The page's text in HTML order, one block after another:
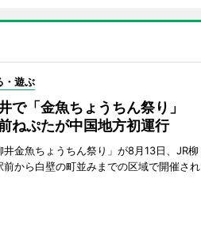
・遊ぶ
で「金魚ちょうちん祭り」
ねぷたが中国地方初運行
井金魚ちょうちん祭り」が8月13日、JR柳
前から白壁の町並みまでの区域で開催され